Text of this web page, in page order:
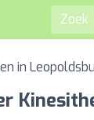
in